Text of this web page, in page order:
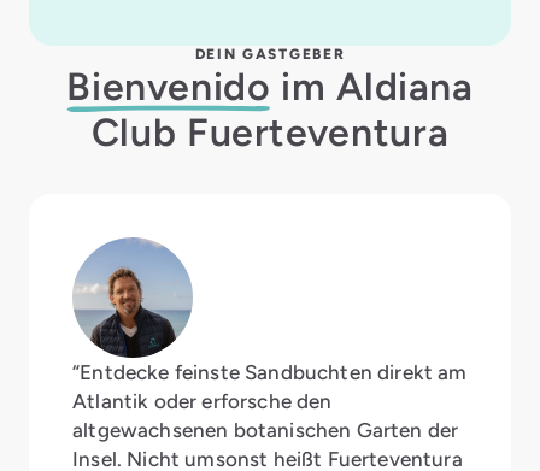
DEIN GASTGEBER
Bienvenido im Aldiana
Club Fuerteventura
“Entdecke feinste Sandbuchten direkt am
Atlantik oder erforsche den
altgewachsenen botanischen Garten der
Insel. Nicht umsonst heißt Fuerteventura